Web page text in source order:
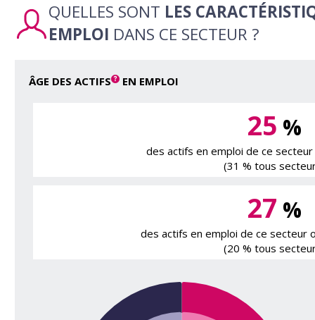
QUELLES SONT LES
EMPLOI DANS CE SECTEUR ?
ÂGE DES ACTIFS EN EMPLOI
25 %
des actifs en emploi de ce
(31 % tous
27 %
des actifs en emploi de ce secteur
(20 % tous